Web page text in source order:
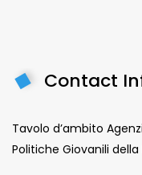
Contact
Tavolo d’ambito
Politiche Giovanili